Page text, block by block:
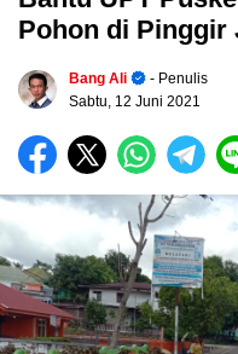
Pohon di Pinggir
Bang Ali
- Penulis
Sabtu, 12 Juni 2021